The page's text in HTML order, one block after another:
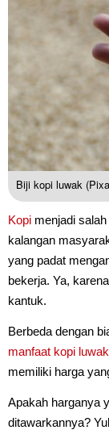
Biji kopi luwak
Kopi menjadi
kalangan
yang padat
bekerja. Ya,
kantuk.
Berbeda dengan
manfaat kopi luwak
memiliki harga
Apakah harganya
ditawarkannya?